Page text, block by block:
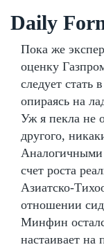
Daily
Пока же
оценку
следует стать
опираясь на
Уж я пекла не
другого,
Аналогичными
счет роста
Азиатско-
отношении
Минфин
настаивает